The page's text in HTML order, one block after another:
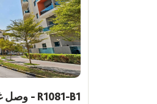
R1081-B1 - وصل غرين بارك